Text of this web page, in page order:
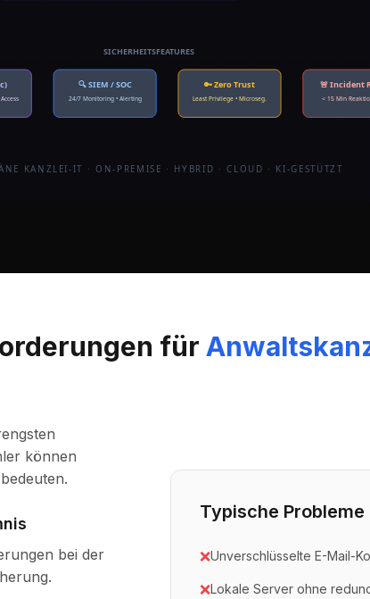
SICHERHEITSFEATURES
🔍 SIEM / SOC
24/7 Monitoring • Alerting
🔑 Zero Trust
Least Privilege • Microseg.
🚨 Incident
< 15 Min
SOUVERÄNE KANZLEI-IT · ON-PREMISE · HYBRID · CLOUD · KI-GESTÜTZT
für
können
bei der
Typische Probleme
❌Unverschlüsselte E-Mail-
❌Lokale Server ohne